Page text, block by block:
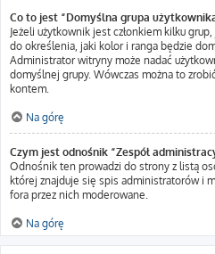
Co to jest “Domyślna grupa
Jeżeli użytkownik jest członkiem kilku
do określenia, jaki kolor i ranga będzie
Administrator witryny może nadać
domyślnej grupy. Wówczas można to
kontem.
Na górę
Czym jest odnośnik “Zespół
Odnośnik ten prowadzi do strony z listą
której znajduje się spis administratorów i
fora przez nich moderowane.
Na górę